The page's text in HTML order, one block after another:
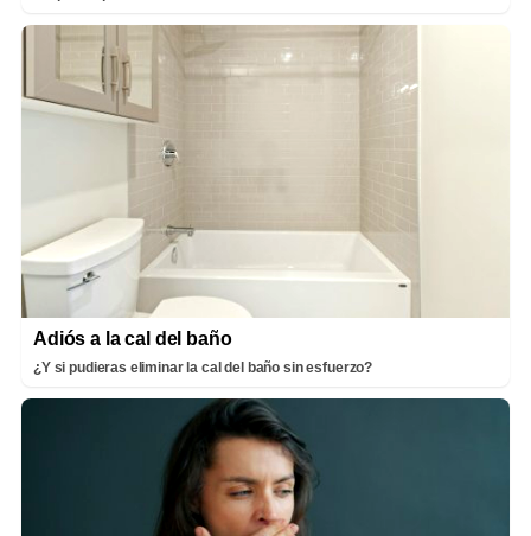
Adiós a la cal del baño
¿Y si pudieras eliminar la cal del baño sin esfuerzo?